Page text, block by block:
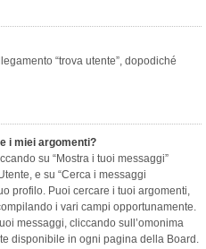
“trova utente”, dopodiché
i miei argomenti?
su “Mostra i tuoi messaggi”
e su “Cerca i messaggi
profilo. Puoi cercare i tuoi argomenti,
i vari campi opportunamente.
messaggi, cliccando sull’omonima
disponibile in ogni pagina della Board.